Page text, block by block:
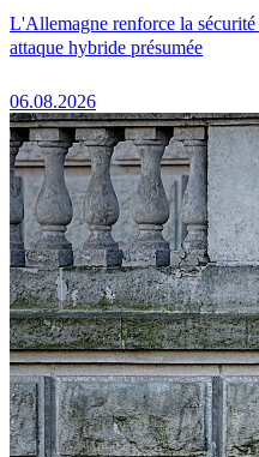
L'Allemagne renforce la
attaque hybride présumée
06.08.2026